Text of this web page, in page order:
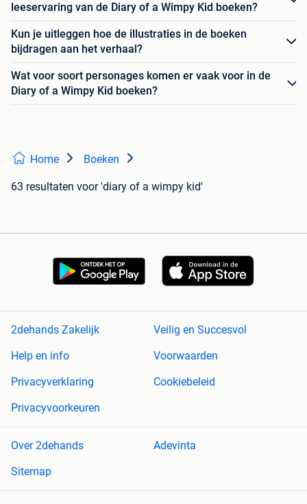
leeservaring van de Diary of a Wimpy Kid boeken?
Kun je uitleggen hoe de illustraties in de boeken
bijdragen aan het verhaal?
Wat voor soort personages komen er vaak voor in de
Diary of a Wimpy Kid boeken?
Home Boeken
63 resultaten voor 'diary of a wimpy kid'
2dehands Zakelijk
Veilig en Succesvol
Help en info
Voorwaarden
Privacyverklaring
Cookiebeleid
Privacyvoorkeuren
Over 2dehands
Adevinta
Sitemap